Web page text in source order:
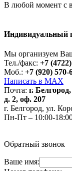
В любой момент с
Индивидуальный
Мы организуем
Тел./факс: +7
Моб.: +7 (920) 570-
Написать в MAX
Почта: г.
д. 2, оф. 207
г. Белгород, ул.
Пн-Пт – 10:00-
Обратный звонок
Ваше имя: